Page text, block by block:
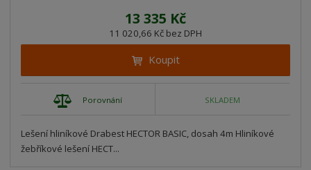
13 335 Kč
11 020,66 Kč bez DPH
Koupit
Porovnání SKLADEM
Lešení hliníkové Drabest HECTOR BASIC, dosah 4m Hliníkové
žebříkové lešení HECT...